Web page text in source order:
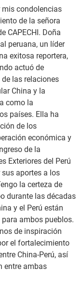
mis condolencias
de la señora
CAPECHI. Doña
peruana, un líder
exitosa reportera,
actuó de
las relaciones
China y la
como la
países. Ella ha
de los
económica y
de la
Exteriores del Perú
aportes a los
la certeza de
durante las décadas
y el Perú están
ambos pueblos.
de inspiración
el fortalecimiento
China-Perú, así
entre ambas